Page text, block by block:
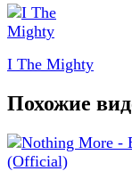
I The Mighty
Похожие